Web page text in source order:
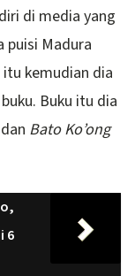
di media yang
puisi Madura
kemudian dia
Buku itu dia
Bato Ko’ong
6